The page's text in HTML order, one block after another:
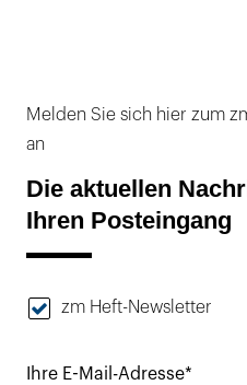
Melden Sie sich hier zum
an
Die aktuellen
Ihren Posteingang
zm Heft-Newsletter
Ihre E-Mail-Adresse*